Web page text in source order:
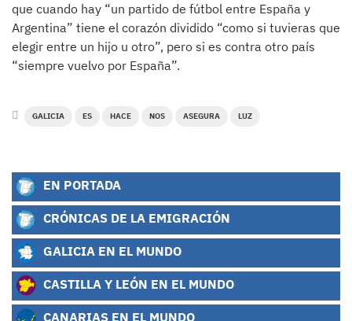
que cuando hay “un partido de fútbol entre España y
Argentina” tiene el corazón dividido “como si tuvieras que
elegir entre un hijo u otro”, pero si es contra otro país
“siempre vuelvo por España”.
GALICIA ES HACE NOS ASEGURA LUZ
EN PORTADA
CRÓNICAS DE LA EMIGRACIÓN
GALICIA EN EL MUNDO
CASTILLA Y LEÓN EN EL MUNDO
CANARIAS EN EL MUNDO